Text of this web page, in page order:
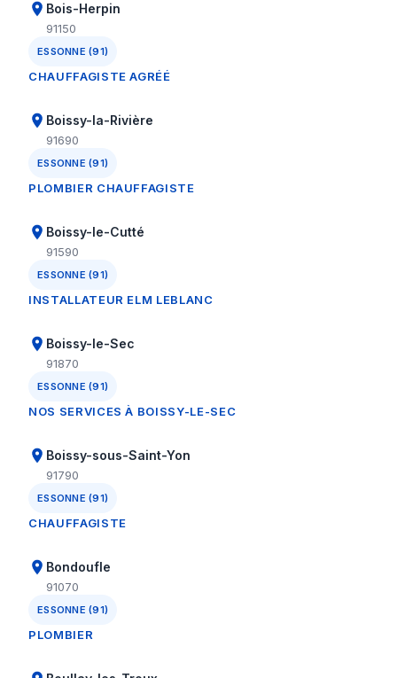
Bois-Herpin
91150
ESSONNE (91)
CHAUFFAGISTE AGRÉÉ
Boissy-la-Rivière
91690
ESSONNE (91)
PLOMBIER CHAUFFAGISTE
Boissy-le-Cutté
91590
ESSONNE (91)
INSTALLATEUR ELM LEBLANC
Boissy-le-Sec
91870
ESSONNE (91)
NOS SERVICES À BOISSY-LE-SEC
Boissy-sous-Saint-Yon
91790
ESSONNE (91)
CHAUFFAGISTE
Bondoufle
91070
ESSONNE (91)
PLOMBIER